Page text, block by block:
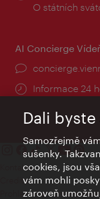
doba:
O státních
AI Concierge
Informace 24
Kontakty
Credits
Prohlášení o ochraně
Dali
Samozřejmě
sušenky.
cookies, jsou
vám mohli
zároveň